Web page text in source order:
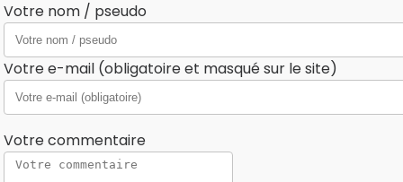
Votre nom / pseudo
Votre e-mail (obligatoire et masqué sur le site)
Votre commentaire